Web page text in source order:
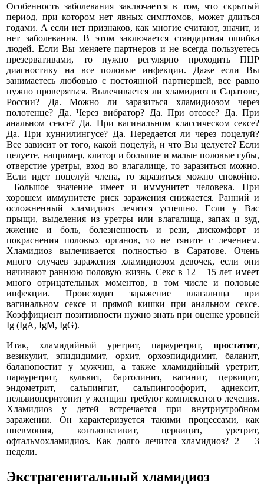
Особенность заболевания заключается в том, что скрытый
период, при котором нет явных симптомов, может длиться
годами. А если нет признаков, как многие считают, значит, и
нет заболевания. В этом заключается стандартная ошибка
людей. Если Вы меняете партнеров и не всегда пользуетесь
презервативами, то нужно регулярно проходить ПЦР
диагностику на все половые инфекции. Даже если Вы
занимаетесь любовью с постоянной партнершей, все равно
нужно проверяться. Вылечивается ли хламидиоз в Саратове,
России? Да. Можно ли заразиться хламидиозом через
полотенце? Да. Через вибратор? Да. При отсосе? Да. При
анальном сексе? Да. При вагинальном классическом сексе?
Да. При куннилингусе? Да. Передается ли через поцелуй?
Все зависит от того, какой поцелуй, и что Вы целуете? Если
целуете, например, клитор и большие и малые половые губы,
отверстие уретры, вход во влагалище, то заразиться можно.
Если идет поцелуй члена, то заразиться можно спокойно.
Большое значение имеет и иммунитет человека. При
хорошем иммунитете риск заражения снижается. Ранний и
осложненный хламидиоз лечится успешно. Если у Вас
прыщи, выделения из уретры или влагалища, запах и зуд,
жжение и боль, болезненность и рези, дискомфорт и
покраснения половых органов, то не тяните с лечением.
Хламидиоз вылечивается полностью в Саратове. Очень
много случаев заражения хламидиозом девочек, если они
начинают раннюю половую жизнь. Секс в 12 – 15 лет имеет
много отрицательных моментов, в том числе и половые
инфекции. Происходит заражение влагалища при
вагинальном сексе и прямой кишки при анальном сексе.
Коэффициент позитивности нужно знать при оценке уровней
Ig (IgA, IgM, IgG).
Итак, хламидийный уретрит, парауретрит, простатит,
везикулит, эпидидимит, орхит, орхоэпидидимит, баланит,
баланопостит у мужчин, а также хламидийный уретрит,
парауретрит, вульвит, бартолинит, вагинит, цервицит,
эндометрит, сальпингит, сальпингоофорит, аднексит,
пельвиоперитонит у женщин требуют комплексного лечения.
Хламидиоз у детей встречается при внутриутробном
заражении. Он характеризуется такими процессами, как
пневмония, конъюнктивит, цервицит, уретрит,
офтальмохламидиоз. Как долго лечится хламидиоз? 2 – 3
недели.
Экстрагенитальный хламидиоз